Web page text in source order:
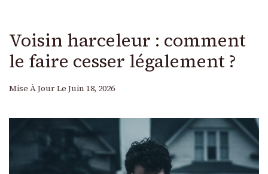
Voisin harceleur : comment
le faire cesser légalement ?
Mise À Jour Le Juin 18, 2026